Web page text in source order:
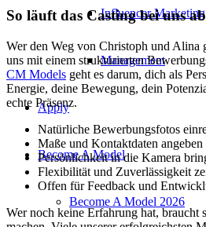
Influencer Marketing
Management
Apply
Become A Model
Become A Model 2026
So läuft das Casting bei uns ab
Wer den Weg von Christoph und Alina
uns mit einem strukturierten
CM Models geht es darum, dich als
Energie, deine Bewegung, dein
echte Präsenz.
Natürliche Bewerbungsfotos
Maße und Kontaktdaten angeben
Persönlichkeit in die Kamera
Flexibilität und Zuverlässigkeit
Offen für Feedback und
Wer noch keine Erfahrung hat, braucht